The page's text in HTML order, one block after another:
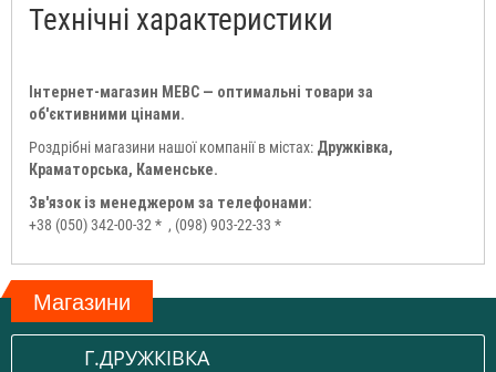
Технічні характеристики
Інтернет-магазин МЕВС — оптимальні товари за
об'єктивними цінами.
Роздрібні магазини нашої компанії в містах: Дружківка,
Краматорська, Каменське.
Зв'язок із менеджером за телефонами:
+38 (050) 342-00-32 * , (098) 903-22-33 *
Магазини
Г.ДРУЖКІВКА